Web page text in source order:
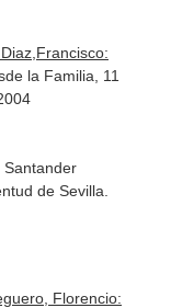
la Familia, 11
Santander
de Sevilla.
Florencio: